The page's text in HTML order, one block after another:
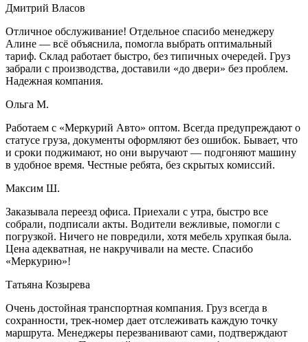
Дмитрий Власов
Отличное обслуживание! Отдельное спасибо менеджеру
Алине — всё объяснила, помогла выбрать оптимальный
тариф. Склад работает быстро, без типичных очередей. Груз
забрали с производства, доставили «до двери» без проблем.
Надежная компания.
Ольга М.
Работаем с «Меркурий Авто» оптом. Всегда предупреждают о
статусе груза, документы оформляют без ошибок. Бывает, что
и сроки поджимают, но они выручают — подгоняют машину
в удобное время. Честные ребята, без скрытых комиссий.
Максим Ш.
Заказывала переезд офиса. Приехали с утра, быстро все
собрали, подписали акты. Водители вежливые, помогли с
погрузкой. Ничего не повредили, хотя мебель хрупкая была.
Цена адекватная, не накручивали на месте. Спасибо
«Меркурию»!
Татьяна Козырева
Очень достойная транспортная компания. Груз всегда в
сохранности, трек-номер дает отслеживать каждую точку
маршрута. Менеджеры перезванивают сами, подтверждают